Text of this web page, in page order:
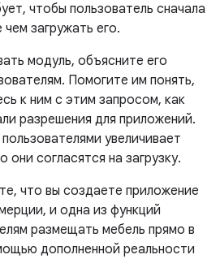
чтобы пользователь сначала
загружать его.
модуль, объясните его
Помогите им понять,
к ним с этим запросом, как
разрешения для приложений.
увеличивает
они согласятся на загрузку.
что вы создаете приложение
и одна из функций
размещать мебель прямо в
дополненной реальности